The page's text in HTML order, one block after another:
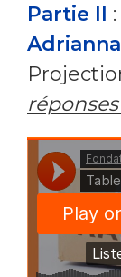
Partie II :
réponses